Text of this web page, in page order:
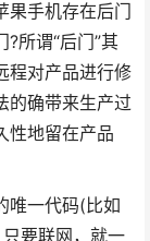
果手机存在后门
所谓“后门”其
程对产品进行修
的确带来生产过
性地留在产品
一代码(比如
要联网，就一